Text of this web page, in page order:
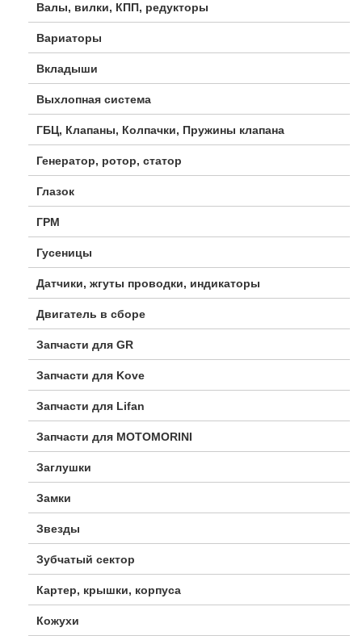
Валы, вилки, КПП, редукторы
Вариаторы
Вкладыши
Выхлопная система
ГБЦ, Клапаны, Колпачки, Пружины клапана
Генератор, ротор, статор
Глазок
ГРМ
Гусеницы
Датчики, жгуты проводки, индикаторы
Двигатель в сборе
Запчасти для GR
Запчасти для Kove
Запчасти для Lifan
Запчасти для MOTOMORINI
Заглушки
Замки
Звезды
Зубчатый сектор
Картер, крышки, корпуса
Кожухи